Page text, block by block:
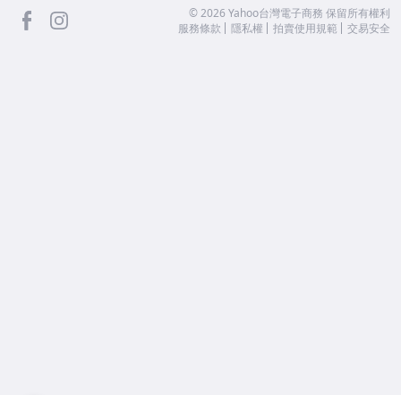
facebook ©2026 Yahoo台灣電子商務 保留所有權利
服務條款
隱私權 拍賣使用規範 交易安全